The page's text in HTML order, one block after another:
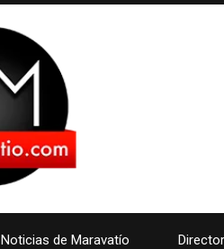
Noticias de Maravatío